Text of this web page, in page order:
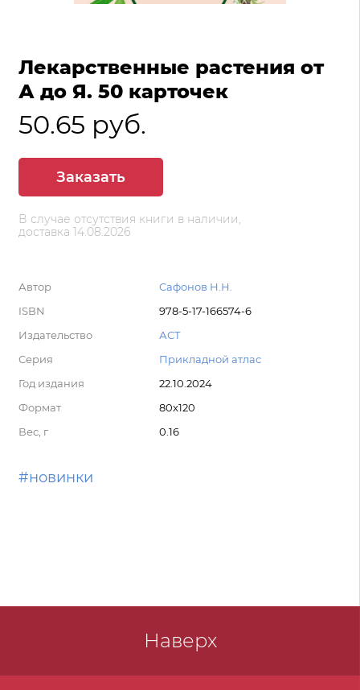
Лекарственные растения от
А до Я. 50 карточек
50.65 руб.
Заказать
В случае отсутствия книги в наличии,
доставка 14.08.2026
Автор
Сафонов Н.Н.
ISBN
978-5-17-166574-6
Издательство
АСТ
Серия
Прикладной атлас
Год издания
22.10.2024
Формат
80x120
Вес, г
0.16
#новинки
Наверх